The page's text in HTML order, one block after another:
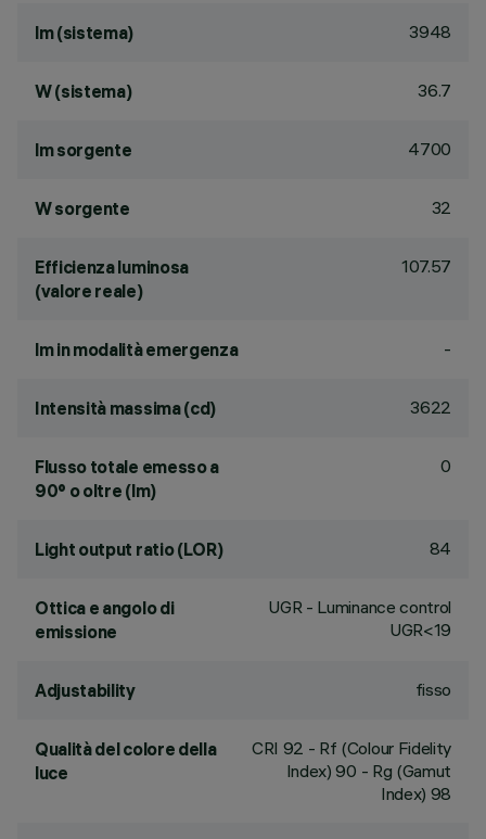
lm (sistema) 3948
W (sistema) 36.7
lm sorgente 4700
W sorgente 32
Efficienza luminosa
(valore reale)
107.57
lm in modalità emergenza -
Intensità massima (cd) 3622
Flusso totale emesso a
90° o oltre (lm)
0
Light output ratio (LOR) 84
Ottica e angolo di
emissione
UGR - Luminance control
UGR<19
Adjustability fisso
Qualità del colore della
luce
CRI 92 - Rf (Colour Fidelity
Index) 90 - Rg (Gamut
Index) 98